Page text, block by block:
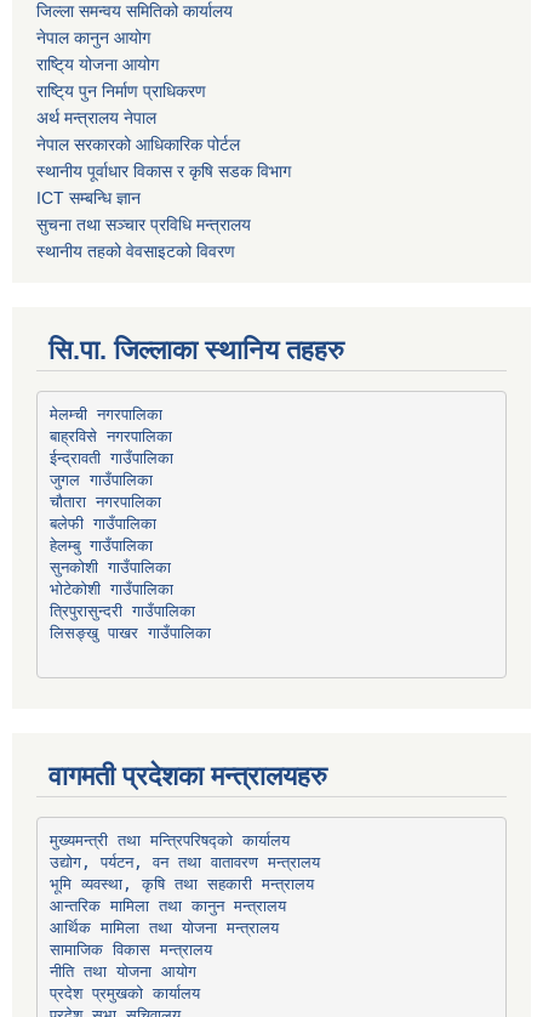
जिल्ला समन्वय समितिको कार्यालय
नेपाल कानुन आयोग
राष्टि्य योजना आयोग
राष्टि्य पुन निर्माण प्राधिकरण
अर्थ मन्त्रालय नेपाल
नेपाल सरकारको आधिकारिक पोर्टल
स्थानीय पूर्वाधार विकास र कृषि सडक विभाग
ICT सम्बन्धि ज्ञान
सुचना तथा सञ्चार प्रविधि मन्त्रालय
स्थानीय तहको वेवसाइटको विवरण
सि.पा. जिल्लाका स्थानिय तहहरु
मेलम्ची नगरपालिका
बाह्रविसे नगरपालिका
ईन्द्रावती गाउँपालिका
जुगल गाउँपालिका
चौतारा नगरपालिका
बलेफी गाउँपालिका
हेलम्बु गाउँपालिका
सुनकोशी गाउँपालिका
भोटेकोशी गाउँपालिका
त्रिपुरासुन्दरी गाउँपालिका
लिसङ्खु पाखर गाउँपालिका
वागमती प्रदेशका मन्त्रालयहरु
मुख्यमन्त्री तथा मन्त्रिपरिषद्को कार्यालय
उद्योग, पर्यटन, वन तथा वातावरण मन्त्रालय
भूमि व्यवस्था, कृषि तथा सहकारी मन्त्रालय
आन्तरिक मामिला तथा कानुन मन्त्रालय
आर्थिक मामिला तथा योजना मन्त्रालय
सामाजिक विकास मन्त्रालय
नीति तथा योजना आयोग
प्रदेश प्रमुखको कार्यालय